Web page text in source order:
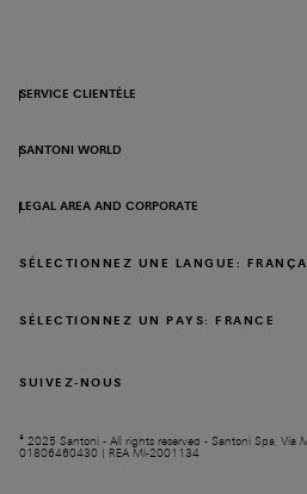
SERVICE CLIENTÈLE
SANTONI WORLD
LEGAL AREA AND CORPORATE
SUIVEZ-NOUS
SÉLECTIONNEZ UNE LANGUE:
SÉLECTIONNEZ UN PAYS: FRANCE
© 2025 Santoni - All rights reserved - Santoni Spa, Via
01806460430 | REA MI-2001134